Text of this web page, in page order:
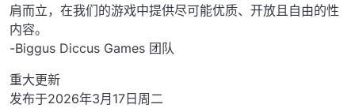
肩而立，在我们的游戏中提供尽可能优质、开放且自由的性
内容。
-Biggus Diccus Games 团队
重大更新
发布于2026年3月17日周二